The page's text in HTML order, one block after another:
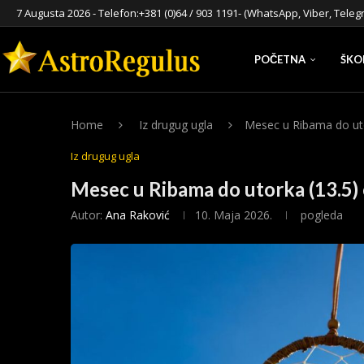
7 Augusta 2026 - Telefon:+381 (0)64 / 903 1191- (WhatsApp, Viber,
POČETNA
Home Iz drugug ugla Mesec u Ribama do
Iz drugug ugla
Mesec u Ribama do utorka
Autor: Ana Raković 10. Maja 2026. pogleda